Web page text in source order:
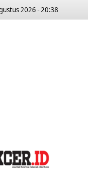
2026 - 20:38